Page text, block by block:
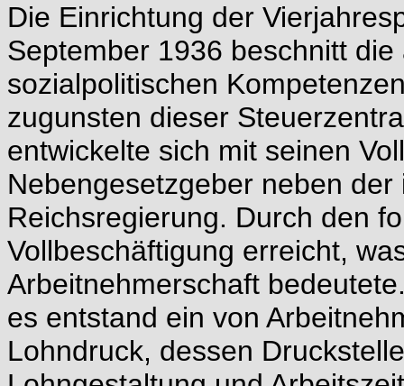
Die Einrichtung der
September 1936 beschnitt
sozialpolitischen
zugunsten dieser
entwickelte sich mit seinen
Nebengesetzgeber neben
Reichsregierung. Durch den
Vollbeschäftigung erreicht,
Arbeitnehmerschaft
es entstand ein von
Lohndruck, dessen